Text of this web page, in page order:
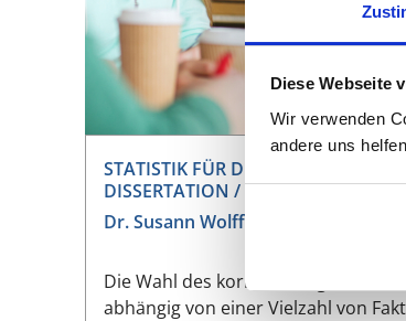
Diese Webseite
Wir verwenden
andere uns
STATISTIK FÜR DIE MEDIZINISCHE
DISSERTATION / SEITE 2
Dr. Susann Wolff, Daniela Keller
Die Wahl des korrekten
abhängig von einer Vielzahl von